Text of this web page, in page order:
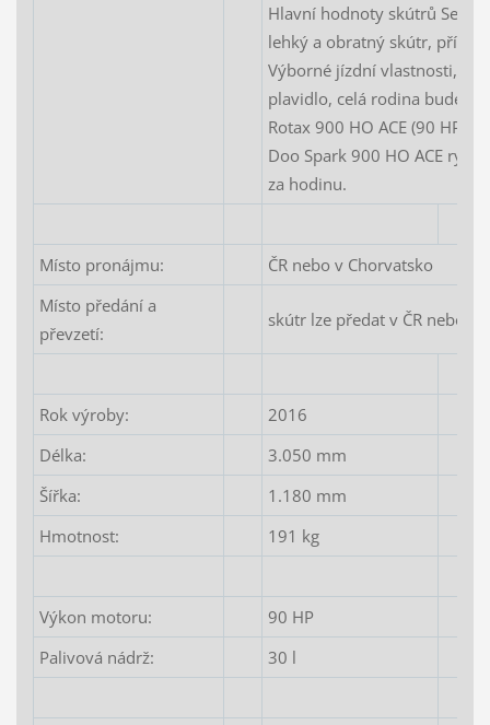
Hlavní hodnoty skútrů Sea-
lehký a obratný skútr,
Výborné jízdní vlastnosti,
plavidlo, celá rodina bude
Rotax 900 HO ACE (90 HP)
Doo Spark 900 HO ACE
za hodinu.
Místo pronájmu:
ČR nebo v Chorvatsko
Místo předání a
převzetí:
skútr lze předat v ČR nebo v
Rok výroby:
2016
Délka:
3.050 mm
Šířka:
1.180 mm
Hmotnost:
191 kg
Výkon motoru:
90 HP
Palivová nádrž:
30 l